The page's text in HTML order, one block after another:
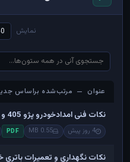
نمایش
عنوان — مرتب‌شده براساس
عنوان — مرتب‌شده براساس
نکات فنی امدادخودرو پژو 405 و پارس و سمند
4 روز پیش 0.55 MB
PDF
نکات نگهداری و تعمیرات باتری